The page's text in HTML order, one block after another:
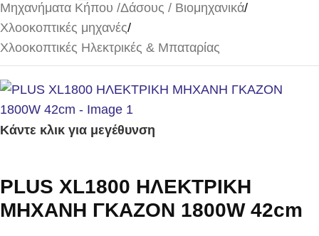
Μηχανήματα Κήπου /Δάσους / Βιομηχανικά/
Χλοοκοπτικές μηχανές/
Χλοοκοπτικές Ηλεκτρικές & Μπαταρίας
Κάντε κλικ για μεγέθυνση
PLUS XL1800 ΗΛΕΚΤΡΙΚΗ
ΜΗΧΑΝΗ ΓΚΑΖΟΝ 1800W 42cm